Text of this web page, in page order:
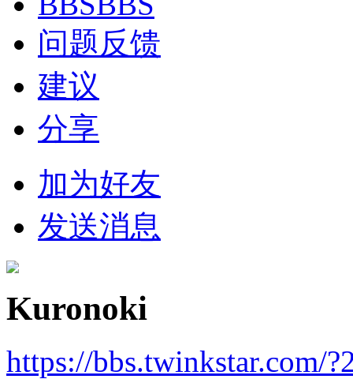
问题反馈
建议
分享
加为好友
发送消息
Kuronoki
https://bbs.twinkstar.com/